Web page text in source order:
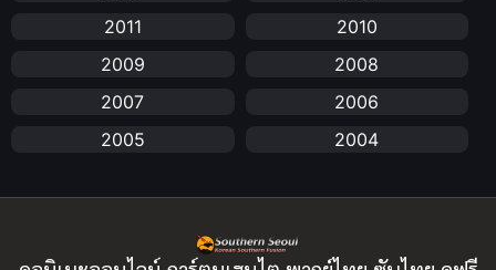
Animation แอนิเมชั่น
(25)
2011
2010
2009
2008
2007
2006
2005
2004
1999
1998